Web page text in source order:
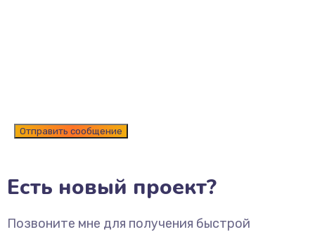
Есть новый проект?
Позвоните мне для получения быстрой